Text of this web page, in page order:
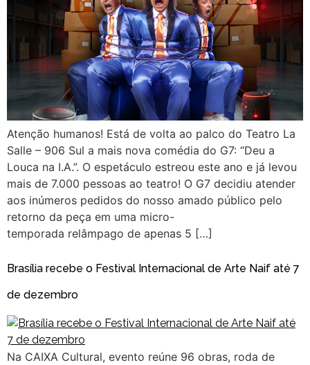
Atenção humanos! Está de volta ao palco do Teatro La
Salle – 906 Sul a mais nova comédia do G7: “Deu a
Louca na I.A.”. O espetáculo estreou este ano e já levou
mais de 7.000 pessoas ao teatro! O G7 decidiu atender
aos inúmeros pedidos do nosso amado público pelo
retorno da peça em uma micro-
temporada relâmpago de apenas 5 […]
Brasília recebe o Festival Internacional de Arte Naif até 7
de dezembro
Na CAIXA Cultural, evento reúne 96 obras, roda de